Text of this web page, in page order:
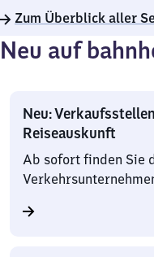
Zum Überblick aller
Neu auf
Neu:
Reiseauskunft
Ab sofort finden Sie